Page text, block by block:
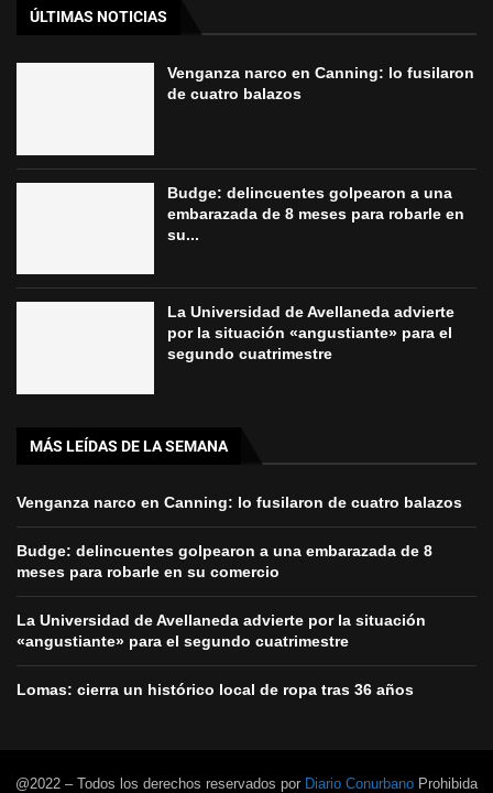
ÚLTIMAS NOTICIAS
Venganza narco en Canning: lo fusilaron
de cuatro balazos
Budge: delincuentes golpearon a una
embarazada de 8 meses para robarle en
su...
La Universidad de Avellaneda advierte
por la situación «angustiante» para el
segundo cuatrimestre
MÁS LEÍDAS DE LA SEMANA
Venganza narco en Canning: lo fusilaron de cuatro balazos
Budge: delincuentes golpearon a una embarazada de 8
meses para robarle en su comercio
La Universidad de Avellaneda advierte por la situación
«angustiante» para el segundo cuatrimestre
Lomas: cierra un histórico local de ropa tras 36 años
@2022 – Todos los derechos reservados por Diario Conurbano Prohibida